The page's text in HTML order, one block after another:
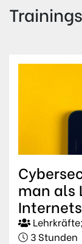
man als
3 Stunden